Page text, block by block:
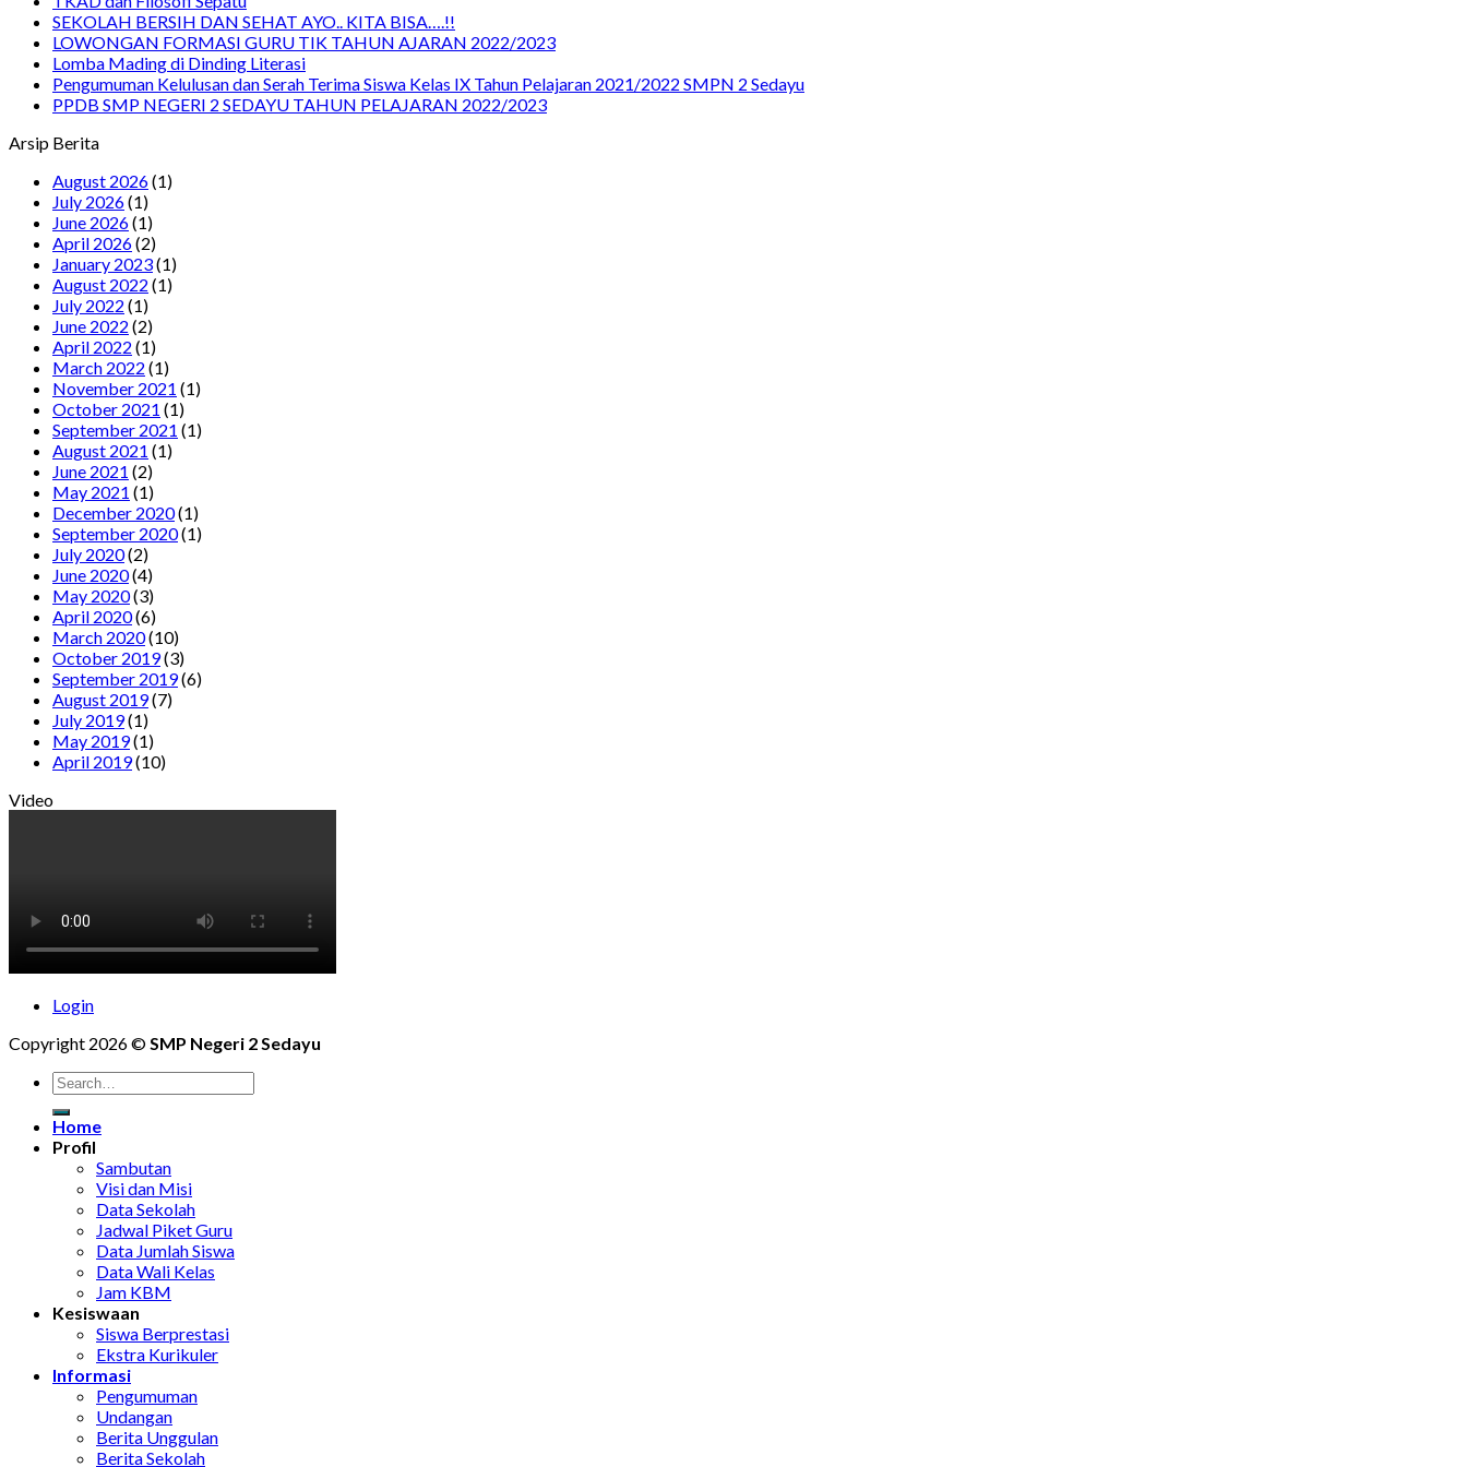
SEKOLAH BERSIH DAN SEHAT AYO.. KITA BISA….!!
LOWONGAN FORMASI GURU TIK TAHUN AJARAN 2022/2023
Lomba Mading di Dinding Literasi
Pengumuman Kelulusan dan Serah Terima Siswa Kelas IX Tahun Pelajaran 2021/2022 SMPN 2 Sedayu
PPDB SMP NEGERI 2 SEDAYU TAHUN PELAJARAN 2022/2023
Arsip Berita
August 2026(1)
July 2026(1)
June 2026(1)
April 2026(2)
January 2023(1)
August 2022 (1)
July 2022 (1)
June 2022 (2)
April 2022 (1)
March 2022 (1)
November 2021 (1)
October 2021 (1)
September 2021 (1)
August 2021 (1)
June 2021 (2)
May 2021 (1)
December 2020(1)
September 2020(1)
July 2020(2)
June 2020(4)
May 2020(3)
April 2020(6)
March 2020(10)
October 2019(3)
September 2019(6)
August 2019(7)
July 2019(1)
May 2019(1)
April 2019(10)
Video
Login
Copyright 2026 ©SMP Negeri 2 Sedayu
Home
Profil
Sambutan
Visi dan Misi
Data Sekolah
Jadwal Piket Guru
Data Jumlah Siswa
Data Wali Kelas
Jam KBM
Kesiswaan
Siswa Berprestasi
Ekstra Kurikuler
Informasi
Pengumuman
Undangan
Berita Unggulan
Berita Sekolah